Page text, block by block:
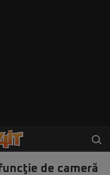
de cameră